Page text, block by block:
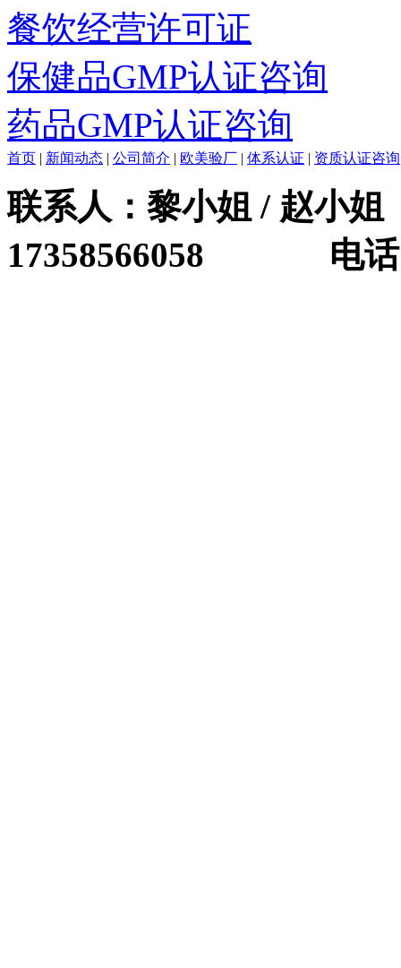
餐饮经营许可证
保健品GMP认证咨询
药品GMP认证咨询
首页 | 新闻动态 | 公司简介 | 欧美验厂 | 体系认证 | 资质认证咨询
联系人：黎小姐 / 赵
17358566058 电话